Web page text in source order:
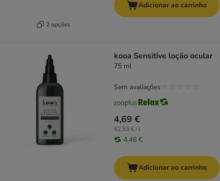
2 opções
Adicionar ao carrinho
kooa Sensitive loção ocular
75 ml
4,69 €
62,53 € / l
4,46 €
Sem avaliações
Adicionar ao carrinho